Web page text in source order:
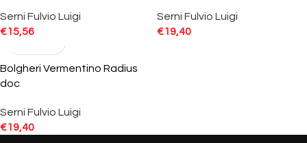
Serni Fulvio Luigi
€15,56
Serni Fulvio Luigi
€19,40
Bolgheri Vermentino Radius
doc
Serni Fulvio Luigi
€19,40